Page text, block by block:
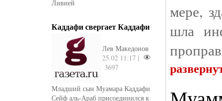
Ливией
Каддафи свергает Каддафи
Лев Македонов
25.02 11:17 |
3697
Младший сын Муамара Каддафи
Сейф аль-Араб присоединился к
мере,
шла